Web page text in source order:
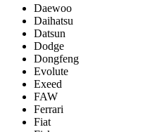
Daewoo
Daihatsu
Datsun
Dodge
Dongfeng
Evolute
Exeed
FAW
Ferrari
Fiat